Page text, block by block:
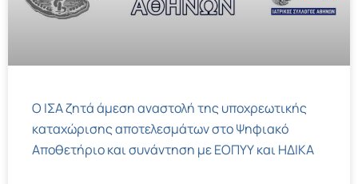
Ο ΙΣΑ ζητά άμεση αναστολή της υποχρεωτικής
καταχώρισης αποτελεσμάτων στο Ψηφιακό
Αποθετήριο και συνάντηση με ΕΟΠΥΥ και ΗΔΙΚΑ